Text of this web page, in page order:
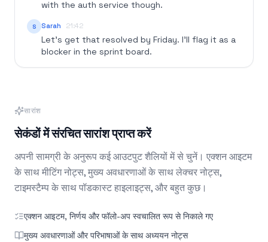
with the auth service though.
S Sarah 21:42
Let's get that resolved by Friday. I'll flag it as a
blocker in the sprint board.
सारांश
सेकंडों में संरचित सारांश प्राप्त करें
अपनी सामग्री के अनुरूप कई आउटपुट शैलियों में से चुनें। एक्शन आइटम
के साथ मीटिंग नोट्स, मुख्य अवधारणाओं के साथ लेक्चर नोट्स,
टाइमस्टैम्प के साथ पॉडकास्ट हाइलाइट्स, और बहुत कुछ।
एक्शन आइटम, निर्णय और फॉलो-अप स्वचालित रूप से निकाले गए
मुख्य अवधारणाओं और परिभाषाओं के साथ अध्ययन नोट्स